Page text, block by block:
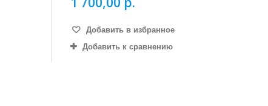
Добавить в избранное
Добавить к сравнению